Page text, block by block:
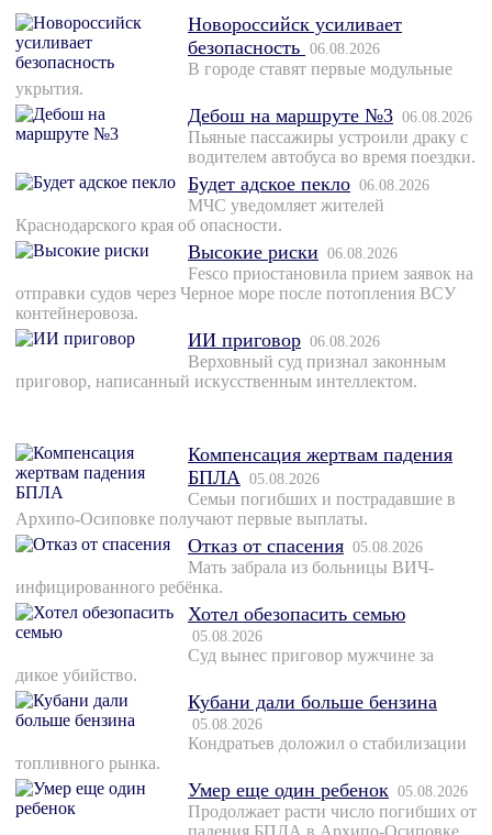
Новороссийск усиливает
безопасность 06.08.2026
В городе ставят первые модульные
укрытия.
Дебош на маршруте №3 06.08.2026
Пьяные пассажиры устроили драку с
водителем автобуса во время поездки.
Будет адское пекло 06.08.2026
МЧС уведомляет жителей
Краснодарского края об опасности.
Высокие риски 06.08.2026
Fesco приостановила прием заявок на
отправки судов через Черное море после потопления ВСУ
контейнеровоза.
ИИ приговор 06.08.2026
Верховный суд признал законным
приговор, написанный искусственным интеллектом.
Компенсация жертвам падения
БПЛА 05.08.2026
Семьи погибших и пострадавшие в
Архипо-Осиповке получают первые выплаты.
Отказ от спасения 05.08.2026
Мать забрала из больницы ВИЧ-
инфицированного ребёнка.
Хотел обезопасить семью
05.08.2026
Суд вынес приговор мужчине за
дикое убийство.
Кубани дали больше бензина
05.08.2026
Кондратьев доложил о стабилизации
топливного рынка.
Умер еще один ребенок 05.08.2026
Продолжает расти число погибших от